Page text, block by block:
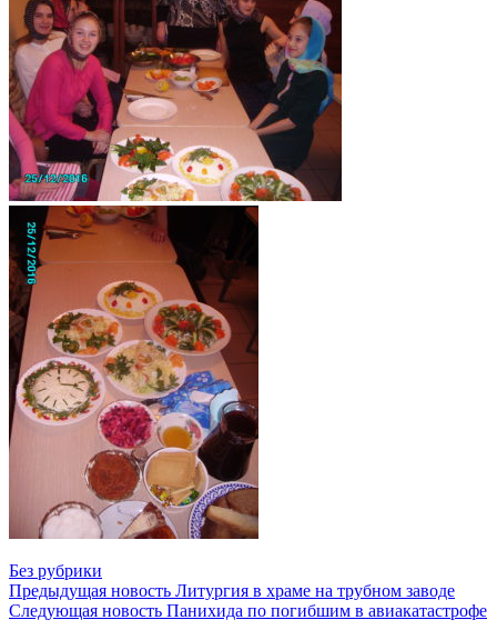
Без рубрики
Предыдущая новость Литургия в храме на трубном заводе
Следующая новость Панихида по погибшим в авиакатастрофе